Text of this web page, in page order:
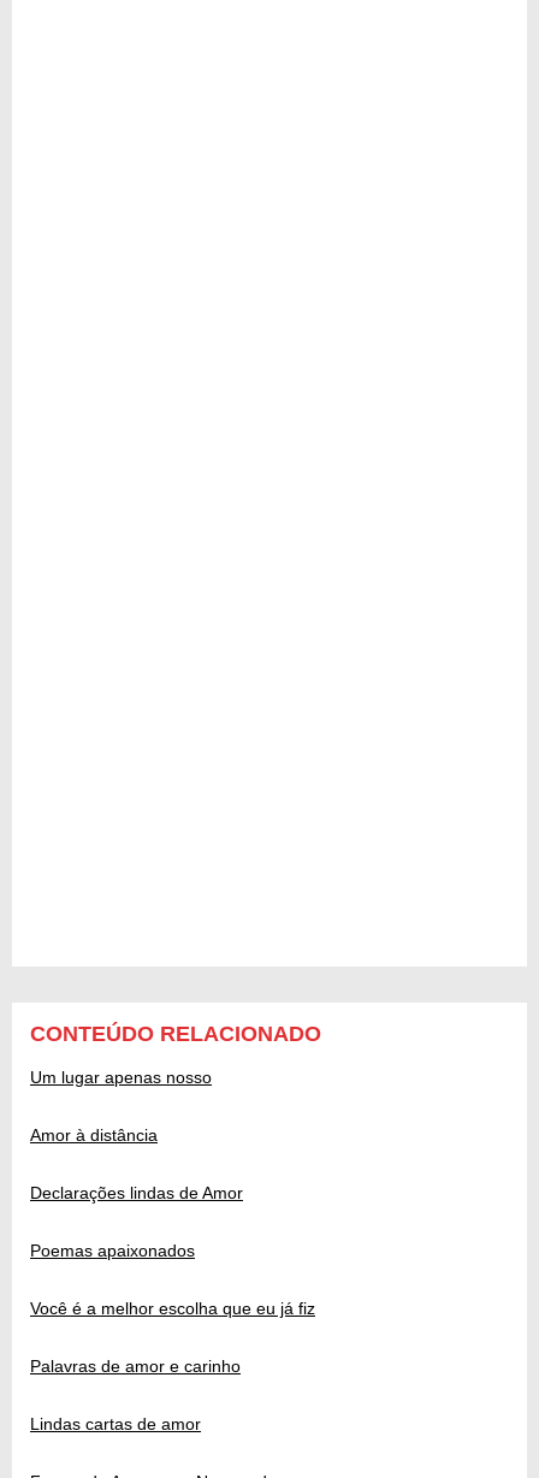
CONTEÚDO RELACIONADO
Um lugar apenas nosso
Amor à distância
Declarações lindas de Amor
Poemas apaixonados
Você é a melhor escolha que eu já fiz
Palavras de amor e carinho
Lindas cartas de amor